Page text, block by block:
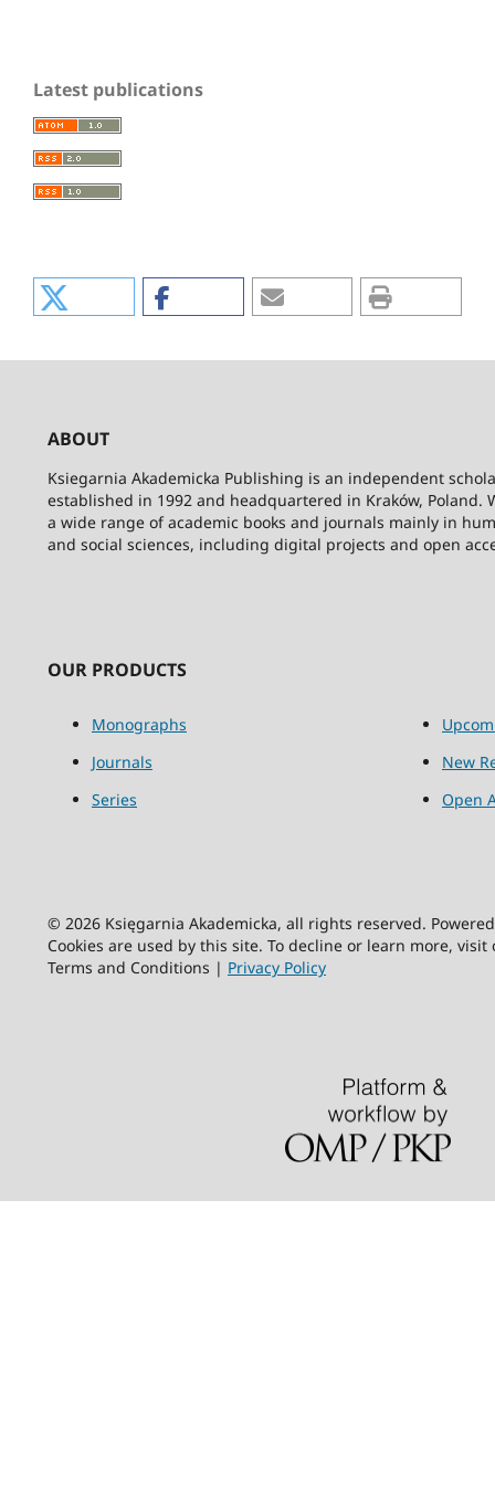
Latest publications
ABOUT
Ksiegarnia Akademicka Publishing is an independent
established in 1992 and headquartered in Kraków, Poland.
a wide range of academic books and journals mainly in
and social sciences, including digital projects and open
OUR PRODUCTS
Monographs
Journals
Series
New
Open
© 2026 Księgarnia Akademicka, all rights reserved.
Cookies are used by this site. To decline or learn more,
Terms and Conditions | Privacy Policy